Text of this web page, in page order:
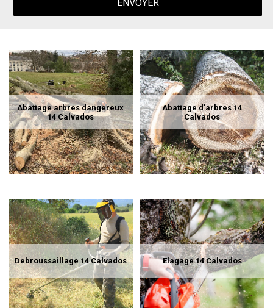
Abattage arbres dangereux
14 Calvados
Abattage d'arbres 14
Calvados
Debroussaillage 14 Calvados Elagage 14 Calvados